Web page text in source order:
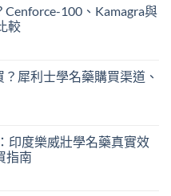
100、Kamagra與
較
犀利士學名藥購買渠道、
印度樂威壯學名藥真實效
指南